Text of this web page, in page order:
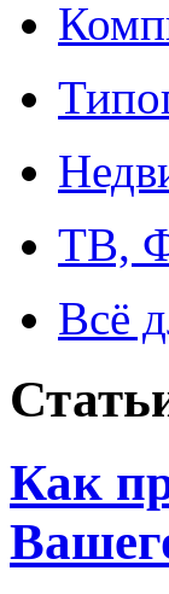
ТВ,
Всё
Как